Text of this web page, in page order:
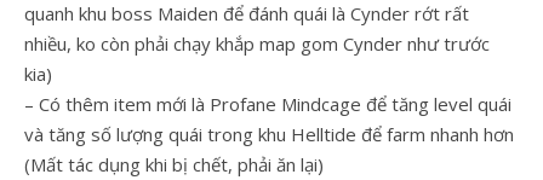
quanh khu boss Maiden để đánh quái là Cynder rớt rất
nhiều, ko còn phải chạy khắp map gom Cynder như trước
kia)
– Có thêm item mới là Profane Mindcage để tăng level quái
và tăng số lượng quái trong khu Helltide để farm nhanh hơn
(Mất tác dụng khi bị chết, phải ăn lại)